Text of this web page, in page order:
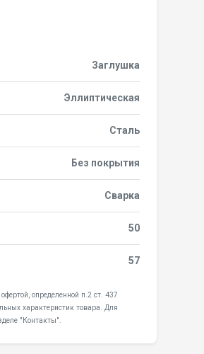
Заглушка
Эллиптическая
Сталь
Без покрытия
Сварка
50
57
определенной п.2 ст. 437
характеристик товара. Для
"Контакты".